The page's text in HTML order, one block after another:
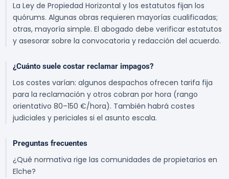
La Ley de Propiedad Horizontal y los estatutos fijan los
quórums. Algunas obras requieren mayorías cualificadas;
otras, mayoría simple. El abogado debe verificar estatutos
y asesorar sobre la convocatoria y redacción del acuerdo.
¿Cuánto suele costar reclamar impagos?
Los costes varían: algunos despachos ofrecen tarifa fija
para la reclamación y otros cobran por hora (rango
orientativo 80–150 €/hora). También habrá costes
judiciales y periciales si el asunto escala.
Preguntas frecuentes
¿Qué normativa rige las comunidades de propietarios en
Elche?